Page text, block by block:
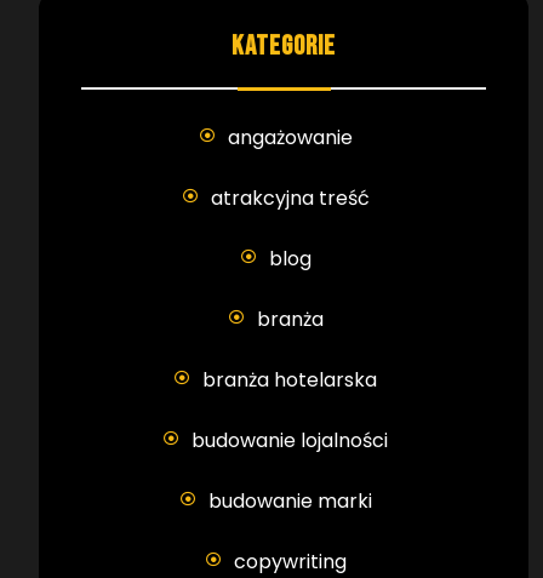
KATEGORIE
angażowanie
atrakcyjna treść
blog
branża
branża hotelarska
budowanie lojalności
budowanie marki
copywriting